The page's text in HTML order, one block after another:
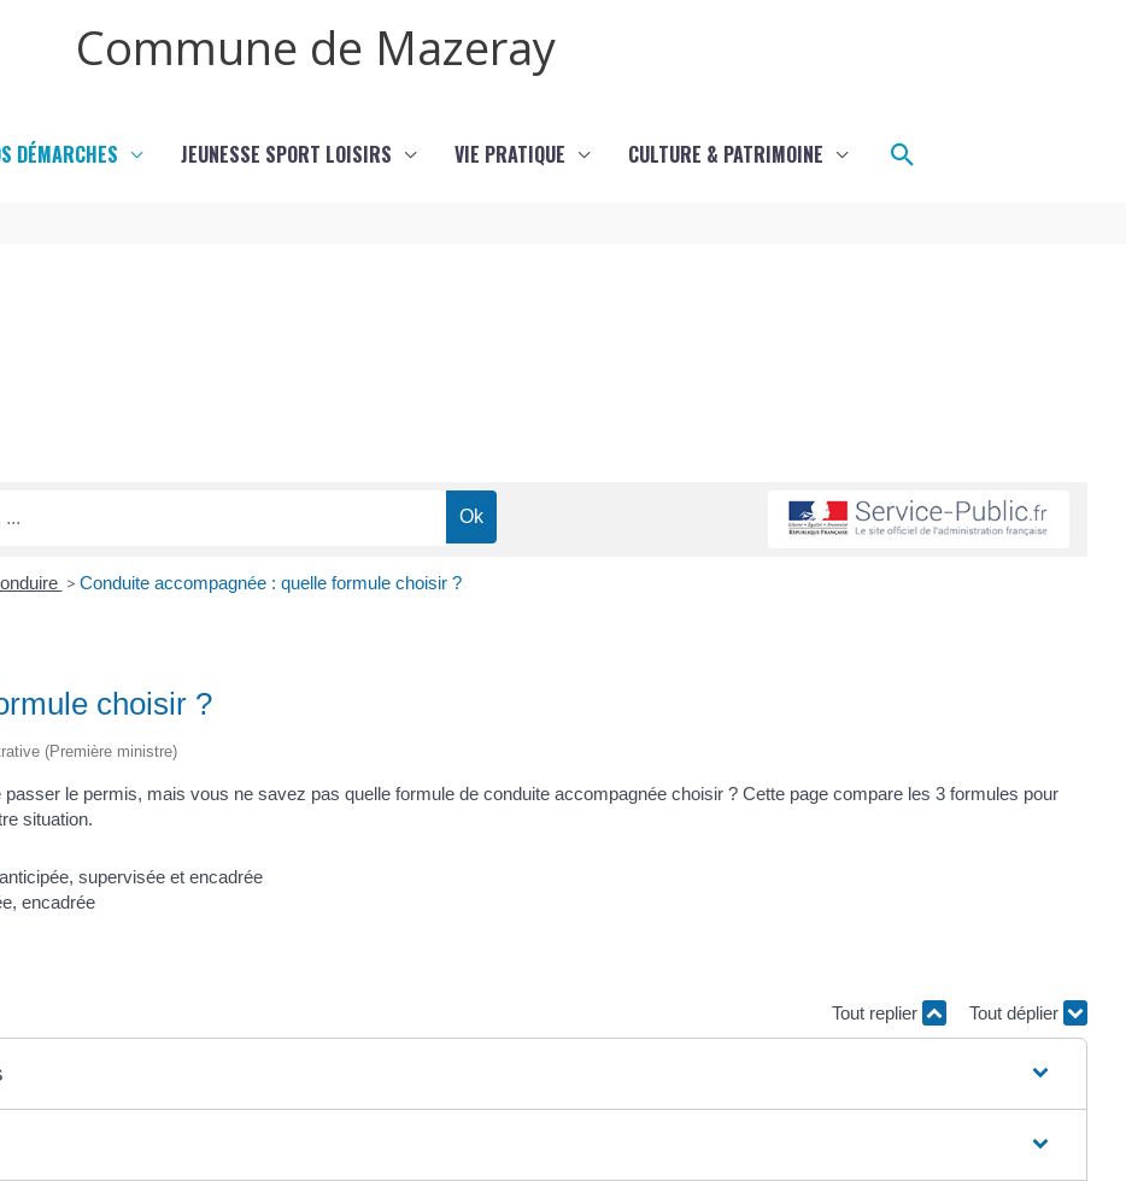
Commune de Mazeray
DÉMARCHES JEUNESSE SPORT LOISIRS VIE PRATIQUE CULTURE & PATRIMOINE Rechercher
> Conduite accompagnée : quelle formule choisir ?
choisir ?
(Première ministre)
le permis, mais vous ne savez pas quelle formule de conduite accompagnée choisir ? Cette page compare les 3 formules pour
situation.
encadrée
Tout replier Tout déplier